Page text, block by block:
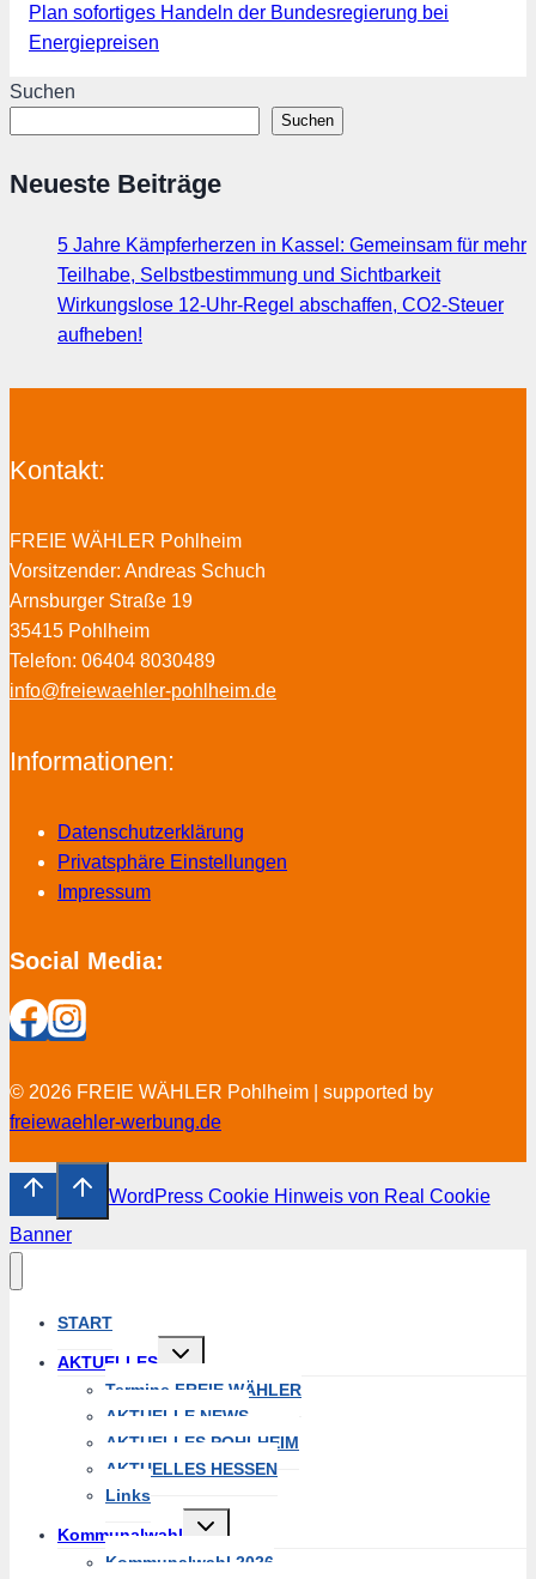
Plan sofortiges Handeln der Bundesregierung bei
Energiepreisen
Suchen
Suchen
Neueste Beiträge
5 Jahre Kämpferherzen in Kassel: Gemeinsam für mehr
Teilhabe, Selbstbestimmung und Sichtbarkeit
Wirkungslose 12-Uhr-Regel abschaffen, CO2-Steuer
aufheben!
Kontakt:
FREIE WÄHLER Pohlheim
Vorsitzender: Andreas Schuch
Arnsburger Straße 19
35415 Pohlheim
Telefon: 06404 8030489
info@freiewaehler-pohlheim.de
Informationen:
Datenschutzerklärung
Privatsphäre Einstellungen
Impressum
Social Media:
© 2026 FREIE WÄHLER Pohlheim | supported by
freiewaehler-werbung.de
WordPress Cookie Hinweis von Real Cookie
Banner
START
AKTUELLES
Untermenü
umschalten
Termine FREIE WÄHLER
AKTUELLE NEWS
AKTUELLES POHLHEIM
AKTUELLES HESSEN
Links
Kommunalwahl
Untermenü
umschalten
Kommunalwahl 2026